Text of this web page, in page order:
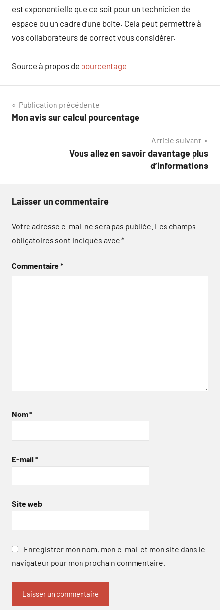
est exponentielle que ce soit pour un technicien de
espace ou un cadre d’une boite. Cela peut permettre à
vos collaborateurs de correct vous considérer.
Source à propos de pourcentage
Navigation
de
Publication précédente
Mon avis sur calcul pourcentage
Article suivant
Vous allez en savoir davantage plus
d’informations
Laisser un commentaire
Votre adresse e-mail ne sera pas publiée. Les champs
obligatoires sont indiqués avec*
Commentaire*
Nom*
E-mail *
Site web
Enregistrer mon nom, mon e-mail et mon site dans le
navigateur pour mon prochain commentaire.